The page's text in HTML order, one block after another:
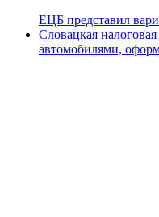
ЕЦБ представил
Словацкая
автомобилями,